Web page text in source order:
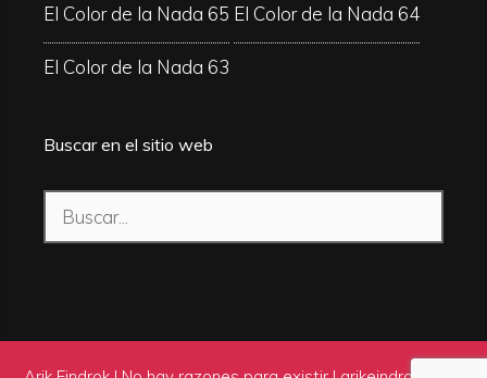
El Color de la Nada 65 El Color de la Nada 64
El Color de la Nada 63
Buscar en el sitio web
Buscar: